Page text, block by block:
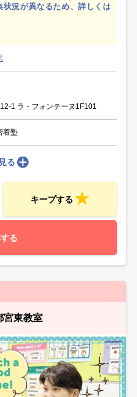
況が異なるため、詳しくは
1 ラ・フォンテーヌ1F101
着塾
る
キープする
る
宮東教室